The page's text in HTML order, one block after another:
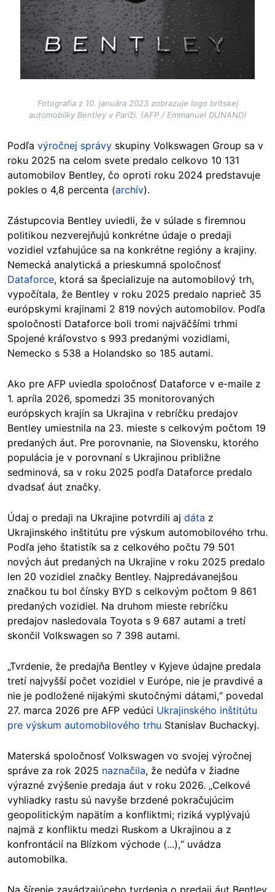
Fotografia z 10. januára 2023 zobrazuje logo britskej
automobilky Bentley v Paríži. (AFP / Emmanuel DUNAND)
Podľa výročnej správy skupiny Volkswagen Group sa v
roku 2025 na celom svete predalo celkovo 10 131
automobilov Bentley, čo oproti roku 2024 predstavuje
pokles o 4,8 percenta (archív).
Zástupcovia Bentley uviedli, že v súlade s firemnou
politikou nezverejňujú konkrétne údaje o predaji
vozidiel vzťahujúce sa na konkrétne regióny a krajiny.
Nemecká analytická a prieskumná spoločnosť
Dataforce, ktorá sa špecializuje na automobilový trh,
vypočítala, že Bentley v roku 2025 predalo naprieč 35
európskymi krajinami 2 819 nových automobilov. Podľa
spoločnosti Dataforce boli tromi najväčšími trhmi
Spojené kráľovstvo s 993 predanými vozidlami,
Nemecko s 538 a Holandsko so 185 autami.
Ako pre AFP uviedla spoločnosť Dataforce v e-maile z
1. apríla 2026, spomedzi 35 monitorovaných
európskych krajín sa Ukrajina v rebríčku predajov
Bentley umiestnila na 23. mieste s celkovým počtom 19
predaných áut. Pre porovnanie, na Slovensku, ktorého
populácia je v porovnaní s Ukrajinou približne
sedminová, sa v roku 2025 podľa Dataforce predalo
dvadsať áut značky.
Údaj o predaji na Ukrajine potvrdili aj dáta z
Ukrajinského inštitútu pre výskum automobilového trhu.
Podľa jeho štatistík sa z celkového počtu 79 501
nových áut predaných na Ukrajine v roku 2025 predalo
len 20 vozidiel značky Bentley. Najpredávanejšou
značkou tu bol čínsky BYD s celkovým počtom 9 861
predaných vozidiel. Na druhom mieste rebríčku
predajov nasledovala Toyota s 9 687 autami a tretí
skončil Volkswagen so 7 398 autami.
„Tvrdenie, že predajňa Bentley v Kyjeve údajne predala
tretí najvyšší počet vozidiel v Európe, nie je pravdivé a
nie je podložené nijakými skutočnými dátami,“ povedal
27. marca 2026 pre AFP vedúci Ukrajinského inštitútu
pre výskum automobilového trhu Stanislav Buchackyj.
Materská spoločnosť Volkswagen vo svojej výročnej
správe za rok 2025 naznačila, že nedúfa v žiadne
výrazné zvýšenie predaja áut v roku 2026. „Celkové
vyhliadky rastu sú navyše brzdené pokračujúcim
geopolitickým napätím a konfliktmi; riziká vyplývajú
najmä z konfliktu medzi Ruskom a Ukrajinou a z
konfrontácií na Blízkom východe (...),“ uvádza
automobilka.
Na šírenie zavádzajúceho tvrdenia o predaji áut Bentley